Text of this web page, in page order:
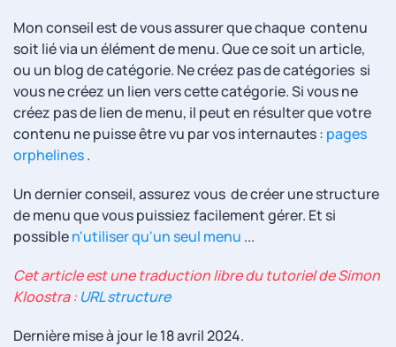
Mon conseil est de vous assurer que chaque contenu
soit lié via un élément de menu. Que ce soit un article,
ou un blog de catégorie. Ne créez pas de catégories si
vous ne créez un lien vers cette catégorie. Si vous ne
créez pas de lien de menu, il peut en résulter que votre
contenu ne puisse être vu par vos internautes : pages
orphelines.
Un dernier conseil, assurez vous de créer une structure
de menu que vous puissiez facilement gérer. Et si
possiblen'utiliser qu'un seul menu ...
Cet article est une traduction libre du tutoriel de Simon
Kloostra : URL structure
Dernière mise à jour le18 avril 2024.